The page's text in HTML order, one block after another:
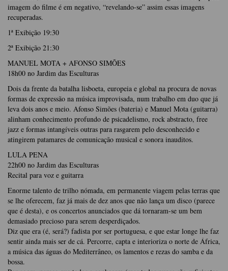
imagem do filme é em negativo, “revelando-se” assim essas imagens
recuperadas.
1ª Exibição 19:30
2ª Exibição 21:30
MANUEL MOTA + AFONSO SIMÕES
18h00 no Jardim das Esculturas
Dois da frente da batalha lisboeta, europeia e global na procura de novas
formas de expressão na música improvisada, num trabalho em duo que já
leva dois anos e meio. Afonso Simões (bateria) e Manuel Mota (guitarra)
alinham conhecimento profundo de psicadelismo, rock abstracto, free
jazz e formas intangíveis outras para rasgarem pelo desconhecido e
atingirem patamares de comunicação musical e sonora inauditos.
LULA PENA
22h00 no Jardim das Esculturas
Recital para voz e guitarra
Enorme talento de trilho nómada, em permanente viagem pelas terras que
se lhe oferecem, faz já mais de dez anos que não lança um disco (parece
que é desta), e os concertos anunciados que dá tornaram-se um bem
demasiado precioso para serem desperdiçados.
Diz que era (é, será?) fadista por ser portuguesa, e que estar longe lhe faz
sentir ainda mais ser de cá. Percorre, capta e interioriza o norte de África,
a música das águas do Mediterrâneo, os lamentos e rezas do samba e da
bossa.